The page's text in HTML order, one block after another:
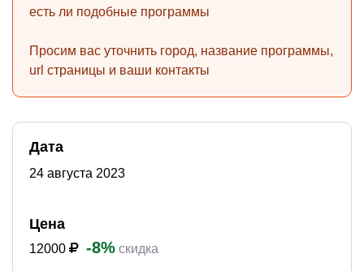
есть ли подобные программы
Просим вас уточнить город, название программы,
url страницы и ваши контакты
Дата
24 августа 2023
Цена
12000 -8% скидка